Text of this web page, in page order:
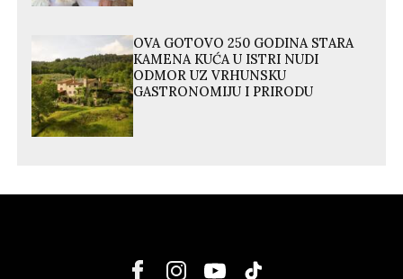
OVA GOTOVO 250 GODINA STARA
KAMENA KUĆA U ISTRI NUDI
ODMOR UZ VRHUNSKU
GASTRONOMIJU I PRIRODU